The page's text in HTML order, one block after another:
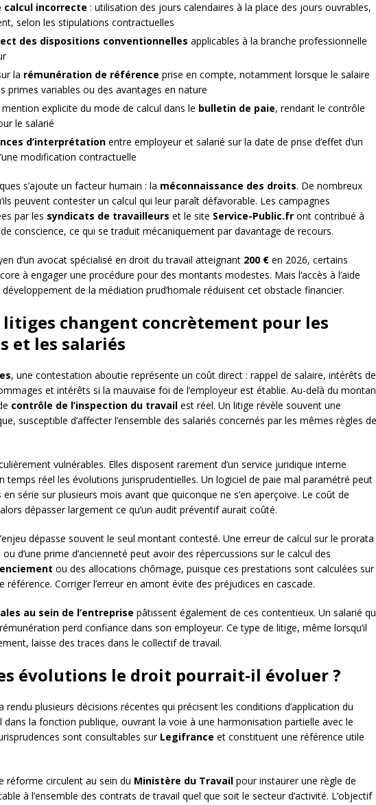
calcul incorrecte : utilisation des jours calendaires à la place des jours ouvrables,
selon les stipulations contractuelles
des dispositions conventionnelles applicables à la branche professionnelle
la rémunération de référence prise en compte, notamment lorsque le salaire
primes variables ou des avantages en nature
mention explicite du mode de calcul dans le bulletin de paie, rendant le contrôle
le salarié
d’interprétation entre employeur et salarié sur la date de prise d’effet d’un
modification contractuelle
s’ajoute un facteur humain : la méconnaissance des droits. De nombreux
peuvent contester un calcul qui leur paraît défavorable. Les campagnes
par les syndicats de travailleurs et le site Service-Public.fr ont contribué à
conscience, ce qui se traduit mécaniquement par davantage de recours.
d’un avocat spécialisé en droit du travail atteignant 200 € en 2026, certains
à engager une procédure pour des montants modestes. Mais l’accès à l’aide
de la médiation prud’homale réduisent cet obstacle financier.
litiges changent concrètement pour les
et les salariés
, une contestation aboutie représente un coût direct : rappel de salaire, intérêts de
et intérêts si la mauvaise foi de l’employeur est établie. Au-delà du
contrôle de l’inspection du travail est réel. Un litige révèle souvent une
susceptible d’affecter l’ensemble des salariés concernés par les mêmes règles de
vulnérables. Elles disposent rarement d’un service juridique interne
temps réel les évolutions jurisprudentielles. Un logiciel de paie mal paramétré peut
série sur plusieurs mois avant que quiconque ne s’en aperçoive. Le coût de
dépasser largement ce qu’un audit préventif aurait coûté.
dépasse souvent le seul montant contesté. Une erreur de calcul sur le prorata
d’une prime d’ancienneté peut avoir des répercussions sur le calcul des
ou des allocations chômage, puisque ces prestations sont calculées sur
référence. Corriger l’erreur en amont évite des préjudices en cascade.
au sein de l’entreprise pâtissent également de ces contentieux. Un salarié
perd confiance dans son employeur. Ce type de litige, même lorsqu’il
laisse des traces dans le collectif de travail.
évolutions le droit pourrait-il évoluer ?
rendu plusieurs décisions récentes qui précisent les conditions d’application du
la fonction publique, ouvrant la voie à une harmonisation partielle avec le
sont consultables sur Legifrance et constituent une référence utile
réforme circulent au sein du Ministère du Travail pour instaurer une règle de
à l’ensemble des contrats de travail quel que soit le secteur d’activité. L’objectif